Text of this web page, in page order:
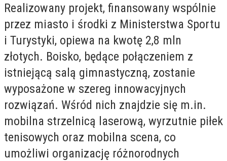
Realizowany projekt, finansowany wspólnie
przez miasto i środki z Ministerstwa Sportu
i Turystyki, opiewa na kwotę 2,8 mln
złotych. Boisko, będące połączeniem z
istniejącą salą gimnastyczną, zostanie
wyposażone w szereg innowacyjnych
rozwiązań. Wśród nich znajdzie się m.in.
mobilna strzelnicą laserową, wyrzutnie piłek
tenisowych oraz mobilna scena, co
umożliwi organizację różnorodnych